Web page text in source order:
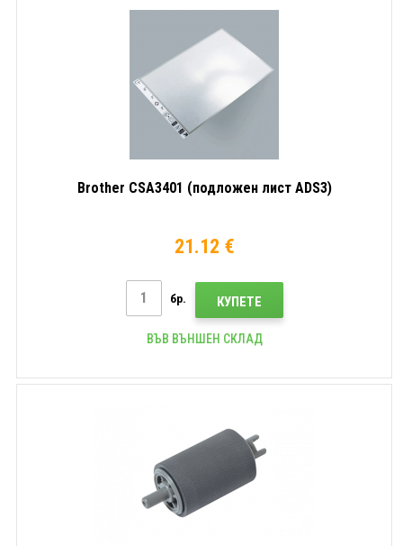
Brother CSA3401 (подложен лист ADS3)
21.12 €
бр. КУПЕТЕ
ВЪВ ВЪНШЕН СКЛАД